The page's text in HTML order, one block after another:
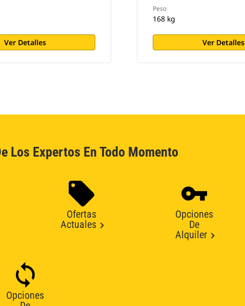
Ver Detalles
Peso
168 kg
Ver Detalles
Los Expertos En Todo Momento
Ofertas
Actuales
Opciones
De
Alquiler
Opciones